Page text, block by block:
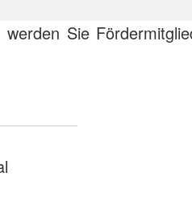
Sie